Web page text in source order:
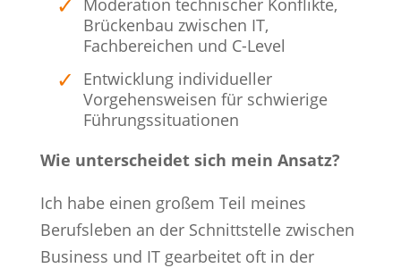
Moderation technischer Konflikte,
Brückenbau zwischen IT,
Fachbereichen und C-Level
Entwicklung individueller
Vorgehensweisen für schwierige
Führungssituationen
Wie unterscheidet sich mein Ansatz?
Ich habe einen großem Teil meines
Berufsleben an der Schnittstelle zwischen
Business und IT gearbeitet oft in der